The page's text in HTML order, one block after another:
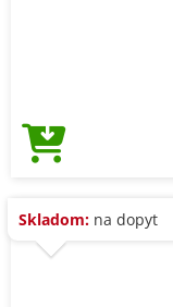
Skladom: na dopyt